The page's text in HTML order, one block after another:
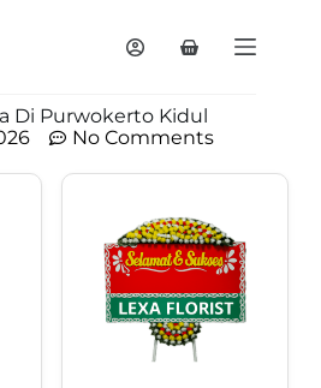
Di Purwokerto Kidul
No Comments